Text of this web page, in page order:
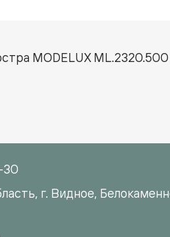
MODELUX ML.2320.500
30
г. Видное,